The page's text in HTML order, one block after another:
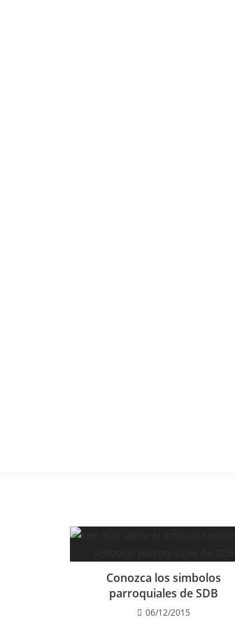
Conozca los simbolos
parroquiales de SDB
06/12/2015